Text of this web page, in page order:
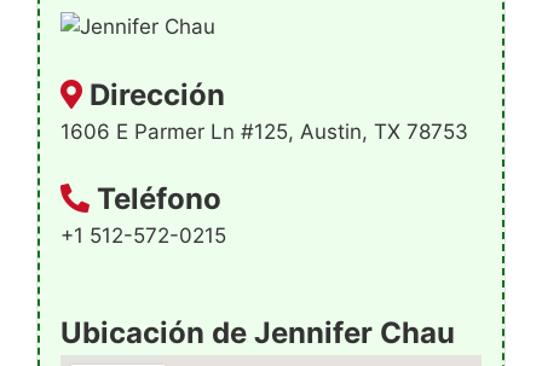
Dirección
1606 E Parmer Ln #125, Austin, TX 78753
Teléfono
+1 512-572-0215
Ubicación de Jennifer Chau